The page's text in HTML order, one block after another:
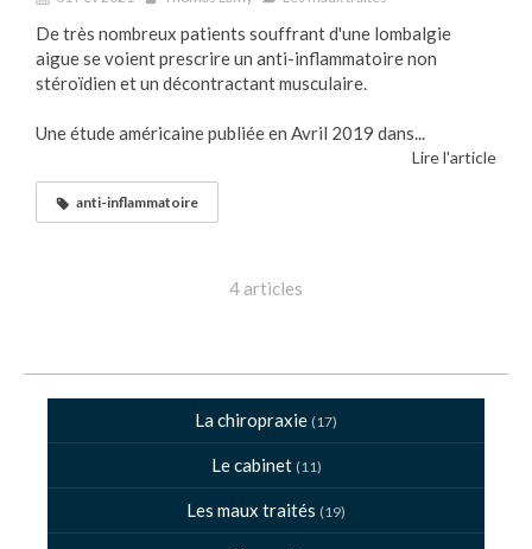
De très nombreux patients souffrant d'une lombalgie
aigue se voient prescrire un anti-inflammatoire non
stéroïdien et un décontractant musculaire.
Une étude américaine publiée en Avril 2019 dans...
Lire l'article
anti-inflammatoire
4 articles
La chiropraxie (17)
Le cabinet (11)
Les maux traités (19)